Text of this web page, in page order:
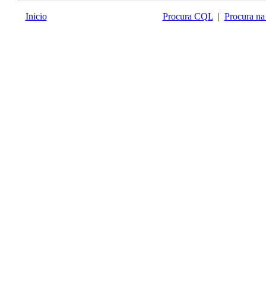
Inicio Procura CQL| Procura